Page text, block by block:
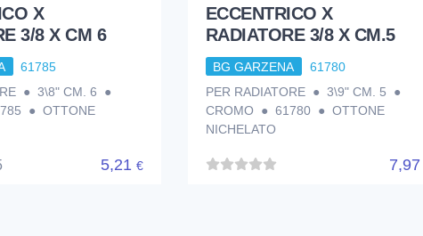
X
3/8 X CM 6
61785
● 3\8" CM. 6 ●
● OTTONE
5,21 €
ECCENTRICO X
RADIATORE 3/8 X CM.5
BG GARZENA
61780
PER RADIATORE ● 3\9" CM. 5 ●
CROMO ● 61780 ● OTTONE
NICHELATO